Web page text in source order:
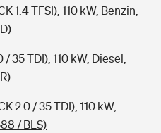
1.4 TFSI), 110 kW, Benzin,
35 TDI), 110 kW, Diesel,
2.0 / 35 TDI), 110 kW,
/ BLS)